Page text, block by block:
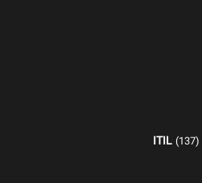
(137)